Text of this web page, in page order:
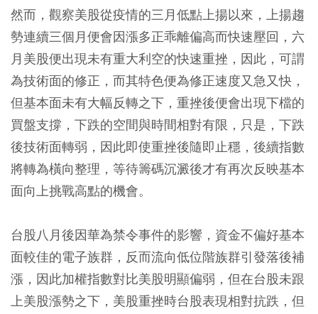
然而，觀察美股從疫情的三月低點上揚以來，上揚趨
勢連續三個月便會因漲多正乖離偏高而快速壓回，六
月美股便出現未有重大利空的快速重挫，因此，可謂
為技術面的修正，而其特色便為修正速度又急又快，
但基本面未有大幅反轉之下，重挫後便會出現下檔的
買盤支撐，下跌的空間與時間相對有限，只是，下跌
後技術面轉弱，因此即使重挫後隨即止穩，後續指數
將轉為橫向整理，等待籌碼沉澱後才有再次反映基本
面向上挑戰高點的機會。
台股八月後因華為禁令事件的影響，資金不偏好基本
面較佳的電子族群，反而流向低位階族群引發落後補
漲，因此加權指數對比美股明顯偏弱，但在台股未跟
上美股漲勢之下，美股重挫時台股表現相對抗跌，但